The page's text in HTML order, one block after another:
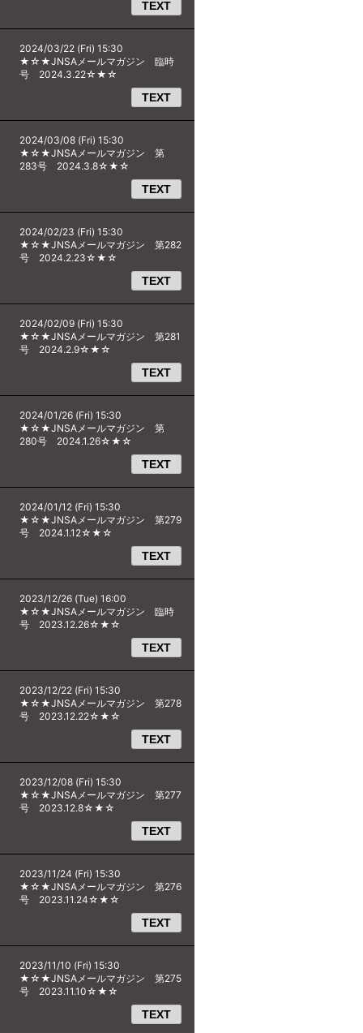
TEXT
2024/03/22 (Fri) 15:30
★☆★JNSAメールマガジン 臨時
号 2024.3.22☆★☆
TEXT
2024/03/08 (Fri) 15:30
★☆★JNSAメールマガジン 第
283号 2024.3.8☆★☆
TEXT
2024/02/23 (Fri) 15:30
★☆★JNSAメールマガジン 第282
号 2024.2.23☆★☆
TEXT
2024/02/09 (Fri) 15:30
★☆★JNSAメールマガジン 第281
号 2024.2.9☆★☆
TEXT
2024/01/26 (Fri) 15:30
★☆★JNSAメールマガジン 第
280号 2024.1.26☆★☆
TEXT
2024/01/12 (Fri) 15:30
★☆★JNSAメールマガジン 第279
号 2024.1.12☆★☆
TEXT
2023/12/26 (Tue) 16:00
★☆★JNSAメールマガジン 臨時
号 2023.12.26☆★☆
TEXT
2023/12/22 (Fri) 15:30
★☆★JNSAメールマガジン 第278
号 2023.12.22☆★☆
TEXT
2023/12/08 (Fri) 15:30
★☆★JNSAメールマガジン 第277
号 2023.12.8☆★☆
TEXT
2023/11/24 (Fri) 15:30
★☆★JNSAメールマガジン 第276
号 2023.11.24☆★☆
TEXT
2023/11/10 (Fri) 15:30
★☆★JNSAメールマガジン 第275
号 2023.11.10☆★☆
TEXT